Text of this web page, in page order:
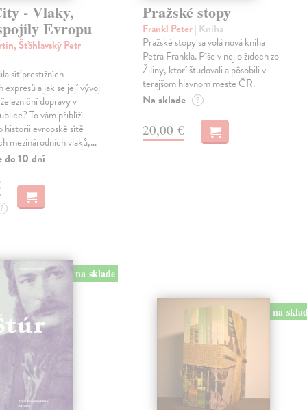
- Vlaky,
Evropu
Šťáhlavský Petr|
síť prestižních
expresů a jak se její vývoj
dopravy v
To vám přiblíží
historii evropské sítě
mezinárodních vlaků,…
do 10 dní
?
Pražské stopy
Frankl Peter| Kniha
Pražské stopy sa volá nová kniha
Petra Frankla. Píše v nej o židoch zo
Žiliny, ktorí študovali a pôsobili v
terajšom hlavnom meste ČR.
Na sklade ?
20,00 €
na sklade
na